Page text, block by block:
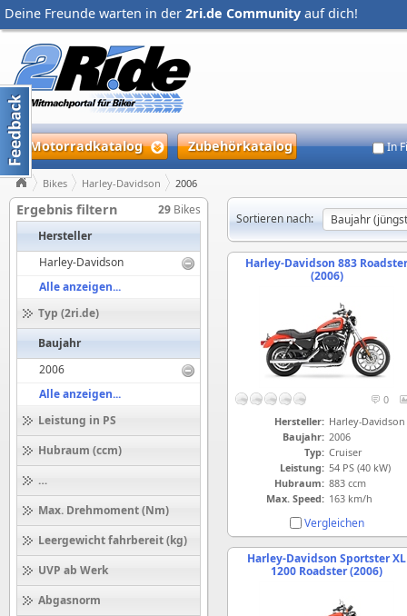
Deine Freunde warten in der 2ri.de Community auf dich!
Motorradkatalog Zubehörkatalog In
Bikes Harley-Davidson 2006
Ergebnis filtern 29 Bikes
Hersteller
Harley-Davidson
Alle anzeigen...
Typ (2ri.de)
Baujahr
2006
Alle anzeigen...
Leistung in PS
Hubraum (ccm)
Höchstgeschwindigkeit (km/h)
Max. Drehmoment (Nm)
Leergewicht fahrbereit (kg)
UVP ab Werk
Abgasnorm
Sortieren nach:
Harley-Davidson 883 Roadster
(2006)
0
Hersteller: Harley-Davidson
Baujahr: 2006
Typ: Cruiser
Leistung: 54 PS (40 kW)
Hubraum: 883 ccm
Max. Speed: 163 km/h
Vergleichen
Harley-Davidson Sportster XL
1200 Roadster (2006)